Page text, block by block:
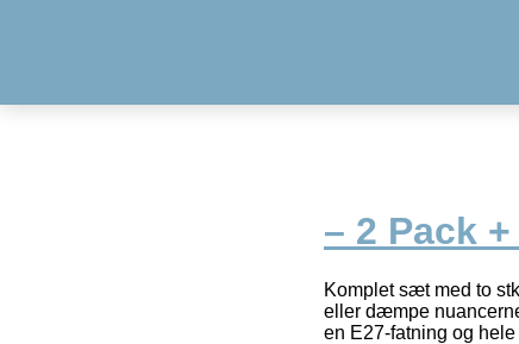
– 2 Pack
Komplet sæt med to
eller dæmpe
en E27-fatning og